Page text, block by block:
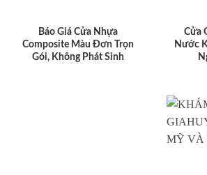
Báo Giá Cửa Nhựa
Composite Màu Đơn Trọn
Gói, Không Phát Sinh
Cửa
Nước